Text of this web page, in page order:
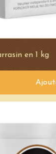
en 1 kg